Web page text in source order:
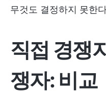
무것도 결정하지 못한
직접 경쟁
쟁자: 비교